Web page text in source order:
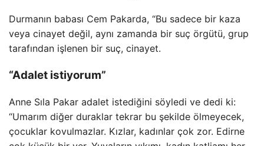
Durmanın babası Cem Pakarda, “Bu sadece bir kaza
veya cinayet değil, aynı zamanda bir suç örgütü, grup
tarafından işlenen bir suç, cinayet.
“Adalet istiyorum”
Anne Sıla Pakar adalet istediğini söyledi ve dedi ki:
“Umarım diğer duraklar tekrar bu şekilde ölmeyecek,
çocuklar kovulmazlar. Kızlar, kadınlar çok zor. Edirne